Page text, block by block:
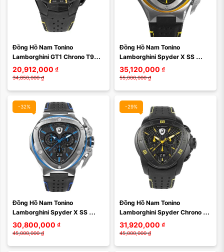
Đồng Hồ Nam Tonino
Lamborghini GT1 Chrono T9GE
42mm Màu Đen Vàng
20,912,000 ₫
34,850,000 ₫
Đồng Hồ Nam Tonino
Lamborghini Spyder X SS
Chrono, 53 x 56mm T9XE-SS
Màu Đen Vàng
35,120,000 ₫
55,000,000 ₫
-32%
Màu mặt:
Xóa
Đồng Hồ Nam Tonino
Lamborghini Spyder X SS
Chrono 53 x 56mm T9XC-SS
Màu Xanh Đen
30,800,000 ₫
45,000,000 ₫
-29%
Màu mặt:
Xóa
Đồng Hồ Nam Tonino
Lamborghini Spyder Chrono
Watch 44.3mm T9SE Màu Đen
31,920,000 ₫
45,000,000 ₫
Màu mặt:
Xóa
Màu mặt:
Xóa